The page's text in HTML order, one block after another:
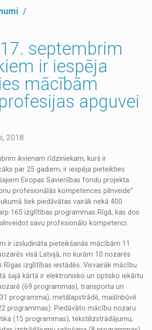
septembrim
ir iespēja
mācībām
apguvei
2018
ikvienam rīdziniekam, kurš ir
par 25 gadiem, ir iespēja pieteikties
Eiropas Savienības fondu projekta
profesionālās kompetences pilnveide”
tiek piedāvātas vairāk nekā 400
165 izglītības programmas Rīgā, kas dos
savu profesionālo kompetenci.
ir izsludināta pieteikšanās mācībām 11
visā Latvijā, no kurām 10 nozarēs
Rīgas izglītības iestādēs. Visvairāk mācību
šajā kārtā ir elektronisko un optisko iekārtu
(69 programmas), transporta un
programma), metālapstrādē, mašīnbūvē
programmas). Piedāvāto mācību nozaru
(15 programmas), tekstilizstrādājumu,